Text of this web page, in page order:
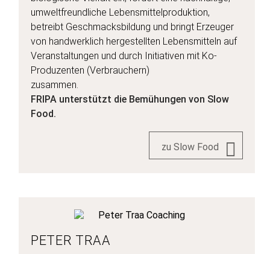
umweltfreundliche Lebensmittelproduktion,
betreibt Geschmacksbildung und bringt Erzeuger
von handwerklich hergestellten Lebensmitteln auf
Veranstaltungen und durch Initiativen mit Ko-
Produzenten (Verbrauchern)
zusammen.
FRIPA unterstützt die Bemühungen von Slow
Food.
zu Slow Food
PETER TRAA